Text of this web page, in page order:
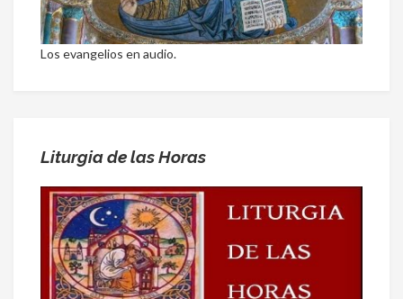
Los evangelios en audio.
Liturgia de las Horas